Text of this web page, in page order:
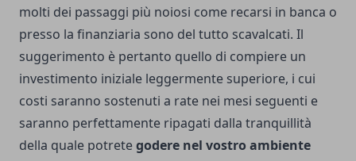
molti dei passaggi più noiosi come recarsi in banca o
presso la finanziaria sono del tutto scavalcati. Il
suggerimento è pertanto quello di compiere un
investimento iniziale leggermente superiore, i cui
costi saranno sostenuti a rate nei mesi seguenti e
saranno perfettamente ripagati dalla tranquillità
della quale potretegodere nel vostro ambiente